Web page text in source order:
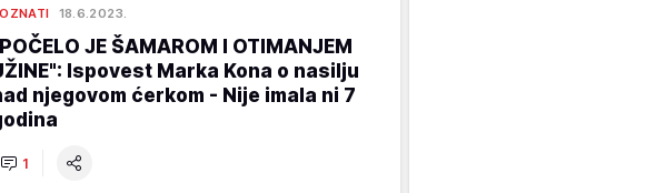
18.6.2023.
JE ŠAMAROM I OTIMANJEM
Ispovest Marka Kona o nasilju
njegovom ćerkom - Nije imala ni 7
1